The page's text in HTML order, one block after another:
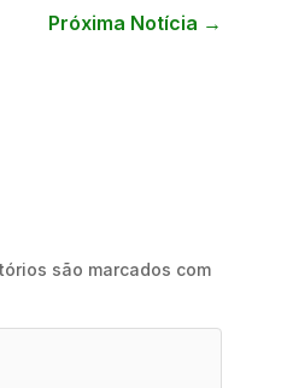
Próxima Notícia →
são marcados com